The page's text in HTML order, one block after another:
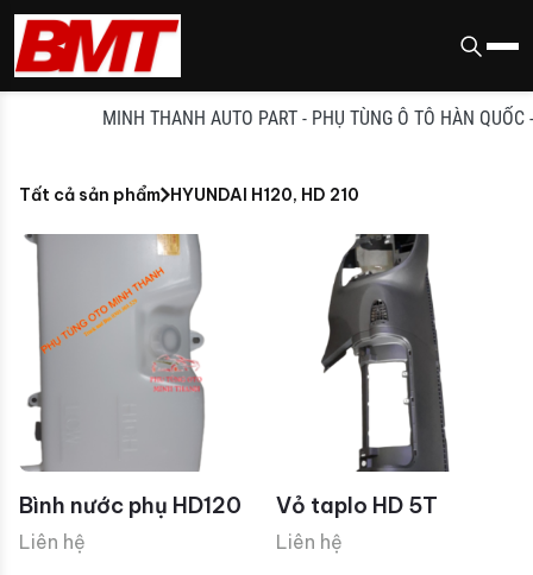
MINH THANH AUTO PART - PHỤ TÙNG Ô TÔ HÀN QUỐC
Tất cả sản phẩm HYUNDAI H120, HD 210
Bình nước phụ HD120
Liên hệ
Vỏ taplo HD 5T
Liên hệ